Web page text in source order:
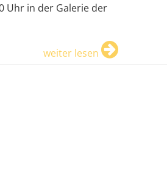
Uhr in der Galerie der
weiter lesen